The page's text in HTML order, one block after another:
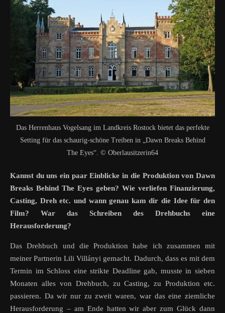
Das Herrenhaus Vogelsang im Landkreis Rostock bietet das perfekte
Setting für das schaurig-schöne Treiben in „Dawn Breaks Behind
The Eyes“. © Oberlausitzerin64
Kannst du uns ein paar Einblicke in die Produktion von Dawn
Breaks Behind The Eyes geben? Wie verliefen Finanzierung,
Casting, Dreh etc. und wann genau kam dir die Idee für den
Film? War das Schreiben des Drehbuchs eine
Herausforderung?
Das Drehbuch und die Produktion habe ich zusammen mit
meiner Partnerin Lili Villányi gemacht. Dadurch, dass es mit dem
Termin im Schloss eine strikte Deadline gab, musste in sieben
Monaten alles von Drehbuch, zu Casting, zu Produktion etc.
passieren. Da wir nur zu zweit waren, war das eine ziemliche
Herausforderung – am Ende hatten wir aber zum Glück dann